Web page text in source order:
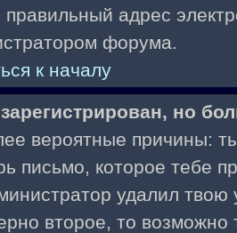
правильный адрес
форума.
к началу
но
вероятные причины:
письмо, которое тебе
удалил твою
второе, то